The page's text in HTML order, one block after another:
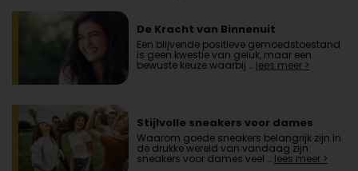
De Kracht van Binnenuit
Een blijvende positieve gemoedstoestand
is geen kwestie van geluk, maar een
bewuste keuze waarbij … lees meer >
Stijlvolle sneakers voor dames
Waarom goede sneakers belangrijk zijn In
de drukke wereld van vandaag zijn
sneakers voor dames veel … lees meer >